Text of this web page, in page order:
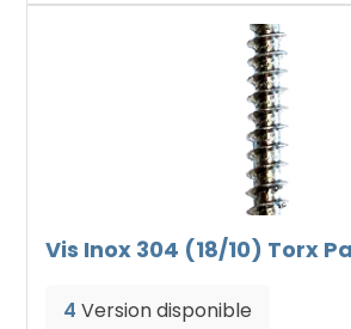
Vis Inox 304 (18/10) Torx
4 Version disponible